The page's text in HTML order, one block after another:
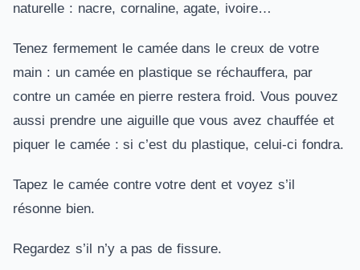
naturelle : nacre, cornaline, agate, ivoire…
Tenez fermement le camée dans le creux de votre
main : un camée en plastique se réchauffera, par
contre un camée en pierre restera froid. Vous pouvez
aussi prendre une aiguille que vous avez chauffée et
piquer le camée : si c’est du plastique, celui-ci fondra.
Tapez le camée contre votre dent et voyez s’il
résonne bien.
Regardez s’il n’y a pas de fissure.